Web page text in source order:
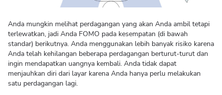
Anda mungkin melihat perdagangan yang akan Anda ambil tetapi
terlewatkan, jadi Anda FOMO pada kesempatan (di bawah
standar) berikutnya. Anda menggunakan lebih banyak risiko karena
Anda telah kehilangan beberapa perdagangan berturut-turut dan
ingin mendapatkan uangnya kembali. Anda tidak dapat
menjauhkan diri dari layar karena Anda hanya perlu melakukan
satu perdagangan lagi.